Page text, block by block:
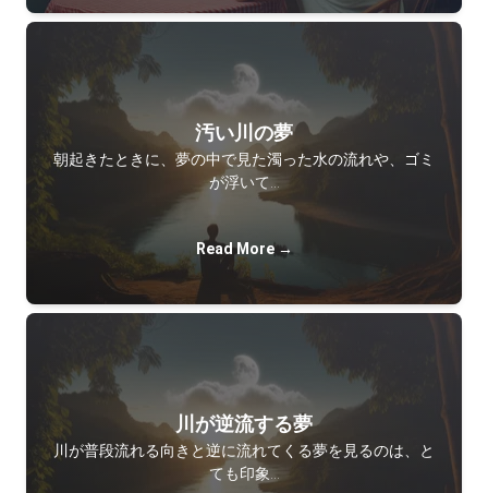
汚い川の夢
朝起きたときに、夢の中で見た濁った水の流れや、ゴミ
が浮いて…
Read More →
川が逆流する夢
川が普段流れる向きと逆に流れてくる夢を見るのは、と
ても印象…